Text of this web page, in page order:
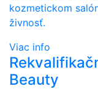
kozmetickom
živnosť.
Viac info
Beauty